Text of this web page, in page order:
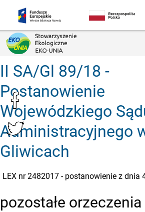
II SA/Gl 89/18 -
Postanowienie
Wojewódzkiego
Administracyjnego
Gliwicach
LEX nr 2482017 - postanowienie z dnia
pozostałe orzeczenia